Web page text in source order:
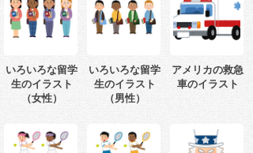
いろいろな留学
生のイラスト
（女性）
いろいろな留学
生のイラスト
（男性）
アメリカの救急
車のイラスト